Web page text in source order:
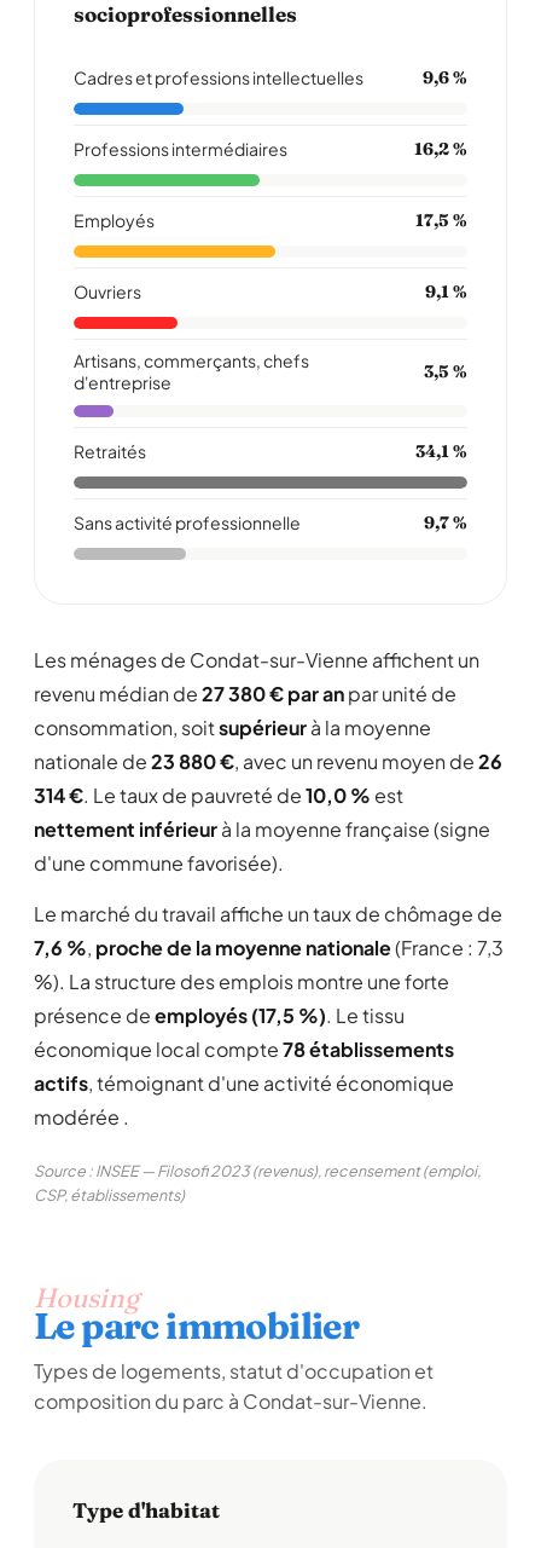
socioprofessionnelles
Cadres et professions intellectuelles 9,6 %
Professions intermédiaires 16,2 %
Employés 17,5 %
Ouvriers 9,1 %
Artisans, commerçants, chefs
d'entreprise
3,5 %
Retraités 34,1 %
Sans activité professionnelle 9,7 %
Les ménages de Condat-sur-Vienne affichent un
revenu médian de27 380 € par anpar unité de
consommation, soitsupérieurà la moyenne
nationale de23 880 €, avec un revenu moyen de26
314 €. Le taux de pauvreté de10,0 % est
nettement inférieurà la moyenne française (signe
d'une commune favorisée).
Le marché du travail affiche un taux de chômage de
7,6 %, proche de la moyenne nationale(France : 7,3
%). La structure des emplois montre une forte
présence deemployés (17,5 %). Le tissu
économique local compte78 établissements
actifs, témoignant d'une activité économique
modérée .
Source : INSEE — Filosofi 2023 (revenus), recensement (emploi,
CSP, établissements)
Housing
Le parc immobilier
Types de logements, statut d'occupation et
composition du parc à Condat-sur-Vienne.
Type d'habitat